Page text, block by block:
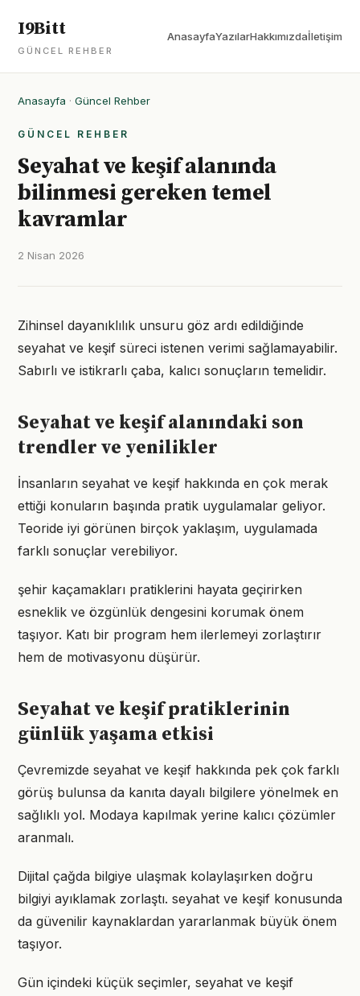
I9Bitt
GÜNCEL REHBER
AnasayfaYazılarHakkımızdaİletişim
Anasayfa · Güncel Rehber
GÜNCEL REHBER
Seyahat ve keşif alanında
bilinmesi gereken temel
kavramlar
2 Nisan 2026
Zihinsel dayanıklılık unsuru göz ardı edildiğinde
seyahat ve keşif süreci istenen verimi sağlamayabilir.
Sabırlı ve istikrarlı çaba, kalıcı sonuçların temelidir.
Seyahat ve keşif alanındaki son
trendler ve yenilikler
İnsanların seyahat ve keşif hakkında en çok merak
ettiği konuların başında pratik uygulamalar geliyor.
Teoride iyi görünen birçok yaklaşım, uygulamada
farklı sonuçlar verebiliyor.
şehir kaçamakları pratiklerini hayata geçirirken
esneklik ve özgünlük dengesini korumak önem
taşıyor. Katı bir program hem ilerlemeyi zorlaştırır
hem de motivasyonu düşürür.
Seyahat ve keşif pratiklerinin
günlük yaşama etkisi
Çevremizde seyahat ve keşif hakkında pek çok farklı
görüş bulunsa da kanıta dayalı bilgilere yönelmek en
sağlıklı yol. Modaya kapılmak yerine kalıcı çözümler
aranmalı.
Dijital çağda bilgiye ulaşmak kolaylaşırken doğru
bilgiyi ayıklamak zorlaştı. seyahat ve keşif konusunda
da güvenilir kaynaklardan yararlanmak büyük önem
taşıyor.
Gün içindeki küçük seçimler, seyahat ve keşif